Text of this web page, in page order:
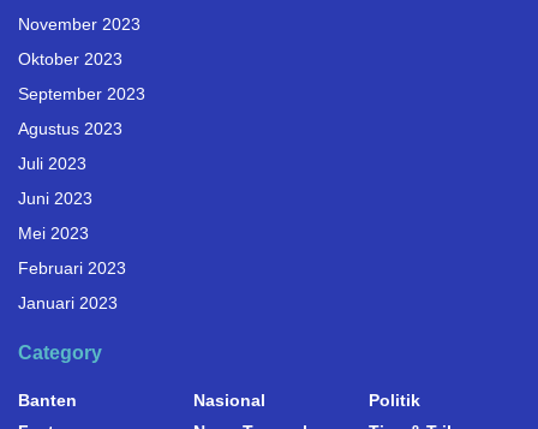
November 2023
Oktober 2023
September 2023
Agustus 2023
Juli 2023
Juni 2023
Mei 2023
Februari 2023
Januari 2023
Category
Banten
Nasional
Politik